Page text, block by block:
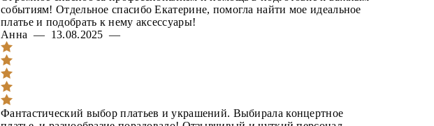
событиям! Отдельное спасибо Екатерине, помогла найти мое идеальное
платье и подобрать к нему аксессуары!
Анна — 13.08.2025 —
Фантастический выбор платьев и украшений. Выбирала концертное